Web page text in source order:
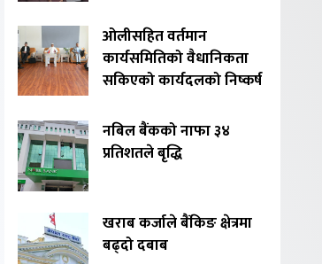
ओलीसहित वर्तमान
कार्यसमितिको वैधानिकता
सकिएको कार्यदलको निष्कर्ष
नबिल बैंकको नाफा ३४
प्रतिशतले बृद्धि
खराब कर्जाले बैंकिङ क्षेत्रमा
बढ्दो दबाब